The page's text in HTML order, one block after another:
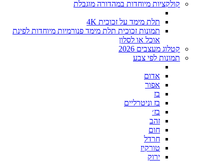
קולקציות מיוחדות במהדורה מוגבלת
תלת מימד על זכוכית 4K
תמונות זכוכית תלת מימד פנורמיות מיוחדות לפינת
אוכל או לסלון
קטלוג מעצבים 2026
תמונות לפי צבע
אדום
אפור
בז
בז וניטרליים
בז׳
זהב
חום
חרדל
טורקיז
ירוק